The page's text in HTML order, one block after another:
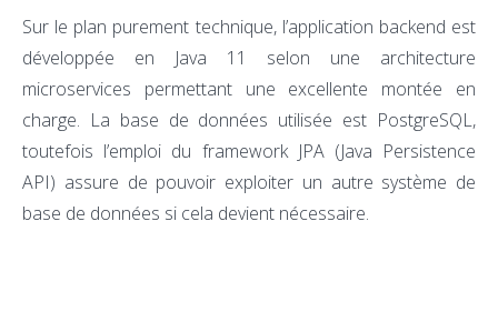
Sur le plan purement technique, l’application backend est
développée en Java 11 selon une architecture
microservices permettant une excellente montée en
charge. La base de données utilisée est PostgreSQL,
toutefois l’emploi du framework JPA (Java Persistence
API) assure de pouvoir exploiter un autre système de
base de données si cela devient nécessaire.